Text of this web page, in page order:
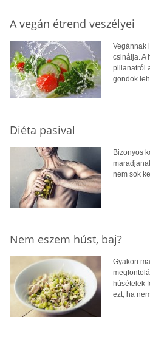
A vegán étrend veszélyei
Vegánnak
csinálja. A
pillanatról
gondok
Diéta pasival
Bizonyos
nem sok
Nem eszem húst, baj?
Gyakori
húsételek
ezt, ha